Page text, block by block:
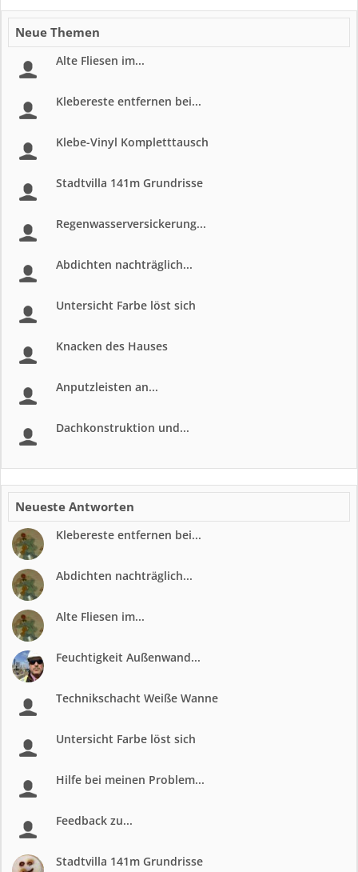
Neue Themen
Alte Fliesen im...
Klebereste entfernen bei...
Klebe-Vinyl Kompletttausch
Stadtvilla 141m Grundrisse
Regenwasserversickerung...
Abdichten nachträglich...
Untersicht Farbe löst sich
Knacken des Hauses
Anputzleisten an...
Dachkonstruktion und...
Neueste Antworten
Klebereste entfernen bei...
Abdichten nachträglich...
Alte Fliesen im...
Feuchtigkeit Außenwand...
Technikschacht Weiße Wanne
Untersicht Farbe löst sich
Hilfe bei meinen Problem...
Feedback zu...
Stadtvilla 141m Grundrisse